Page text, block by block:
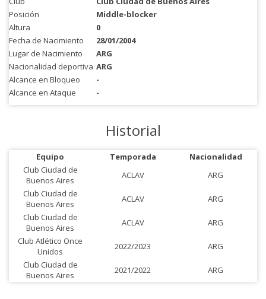
Posición
Middle-blocker
Altura
0
Fecha de Nacimiento
28/01/2004
Lugar de Nacimiento
ARG
Nacionalidad deportiva ARG
Alcance en Bloqueo
-
Alcance en Ataque
-
Historial
Equipo Temporada
Nacionalidad
Club Ciudad de
Buenos Aires
ACLAV
ARG
Club Ciudad de
Buenos Aires
ACLAV
ARG
Club Ciudad de
Buenos Aires
ACLAV
ARG
Club Atlético Once
Unidos
2022/2023
ARG
Club Ciudad de
Buenos Aires
2021/2022 ARG